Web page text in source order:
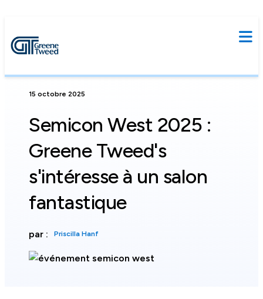
15 octobre 2025
Semicon West 2025 :
Greene Tweed's
s'intéresse à un salon
fantastique
par : Priscilla Hanf